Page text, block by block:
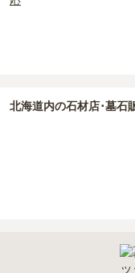
北海道内の石材店･墓石